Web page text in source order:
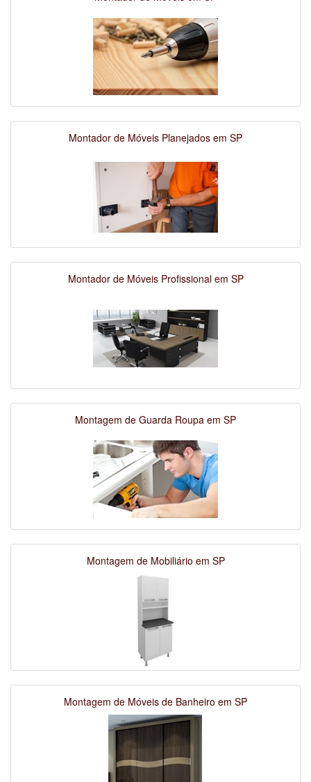
Montador de Móveis Planejados em SP
Montador de Móveis Profissional em SP
Montagem de Guarda Roupa em SP
Montagem de Mobiliário em SP
Montagem de Móveis de Banheiro em SP